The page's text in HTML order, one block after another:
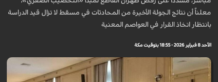
معلناً أن نتائج الجولة الأخيرة من المحادثات في مسقط لا تزال قيد الدراسة
بانتظار اتخاذ القرار في العواصم المعنية
الأحد 8 فبراير 2026 - 18:55 بتوقيت مكة